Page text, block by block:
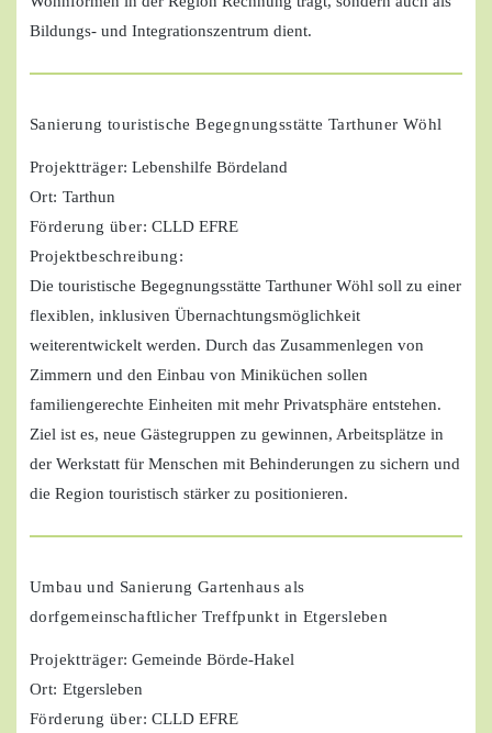
Bildungs- und Integrationszentrum dient.
Sanierung touristische Begegnungsstätte Tarthuner Wöhl
Projektträger: Lebenshilfe Bördeland
Ort: Tarthun
Förderung über: CLLD EFRE
Projektbeschreibung:
Die touristische Begegnungsstätte Tarthuner Wöhl soll zu einer
flexiblen, inklusiven Übernachtungsmöglichkeit
weiterentwickelt werden. Durch das Zusammenlegen von
Zimmern und den Einbau von Miniküchen sollen
familiengerechte Einheiten mit mehr Privatsphäre entstehen.
Ziel ist es, neue Gästegruppen zu gewinnen, Arbeitsplätze in
der Werkstatt für Menschen mit Behinderungen zu sichern und
die Region touristisch stärker zu positionieren.
Umbau und Sanierung Gartenhaus als
dorfgemeinschaftlicher Treffpunkt in Etgersleben
Projektträger: Gemeinde Börde-Hakel
Ort: Etgersleben
Förderung über: CLLD EFRE